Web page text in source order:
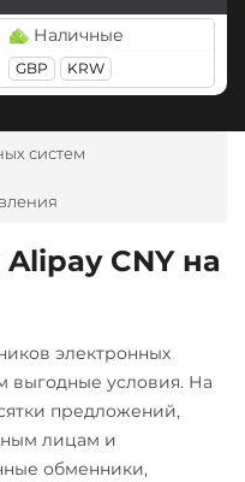
Tron (TRX)
TrueUSD (TUSD)
ERC20
Uniswap (UNI)
Polygon
ARB
OP
BASE
Utopia USD (UUSD)
VeChain (VET)
BGN
CZK GEL
NOK
TJS
UZS
RON
А-Банк UAH
Альфа-Банк
RUB
Газпромбанк RUB
Евразийский Банк KZT
ЕРИП Расчет BYN
Наличные
GBP KRW
систем
CNY на
электронных
выгодные условия. На
предложений,
лицам и
обменники,